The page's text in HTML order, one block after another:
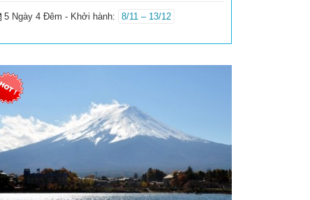
5 Ngày 4 Đêm - Khởi hành: 8/11 – 13/12